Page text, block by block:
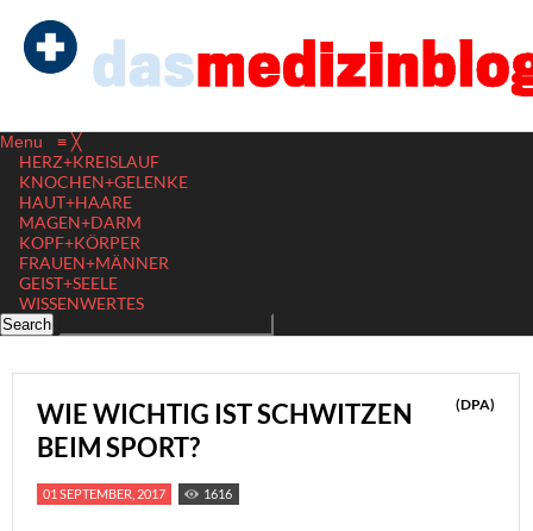
Menu ≡ ╳
HERZ+KREISLAUF
KNOCHEN+GELENKE
HAUT+HAARE
MAGEN+DARM
KOPF+KÖRPER
FRAUEN+MÄNNER
GEIST+SEELE
WISSENWERTES
WIE WICHTIG IST SCHWITZEN
BEIM SPORT?
(DPA)
01 SEPTEMBER, 2017 1616